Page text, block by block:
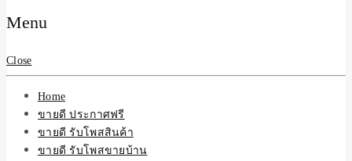
ขายดี ขายฟรี รับโพสขาย
สินค้าและบริการ
Menu
Close
Home
ขายดี ประกาศฟรี
ขายดี รับโพสสินค้า
ขายดี รับโพสขายบ้าน